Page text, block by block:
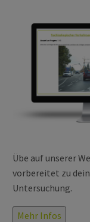
Übe auf unserer
vorbereitet zu
Untersuchung.
Mehr Infos